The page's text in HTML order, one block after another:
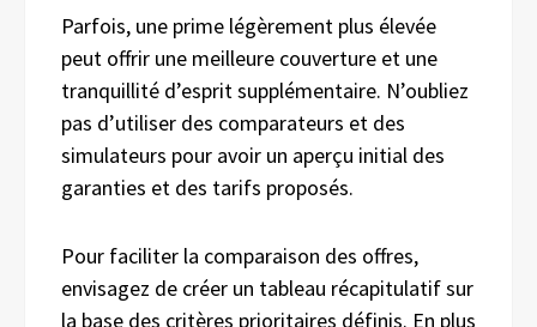
Parfois, une prime légèrement plus élevée
peut offrir une meilleure couverture et une
tranquillité d’esprit supplémentaire. N’oubliez
pas d’utiliser des comparateurs et des
simulateurs pour avoir un aperçu initial des
garanties et des tarifs proposés.
Pour faciliter la comparaison des offres,
envisagez de créer un tableau récapitulatif sur
la base des critères prioritaires définis. En plus